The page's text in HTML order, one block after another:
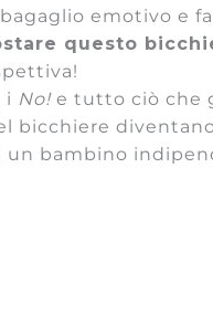
emotivo e
questo
i No!e tutto ciò che
bicchiere
bambino